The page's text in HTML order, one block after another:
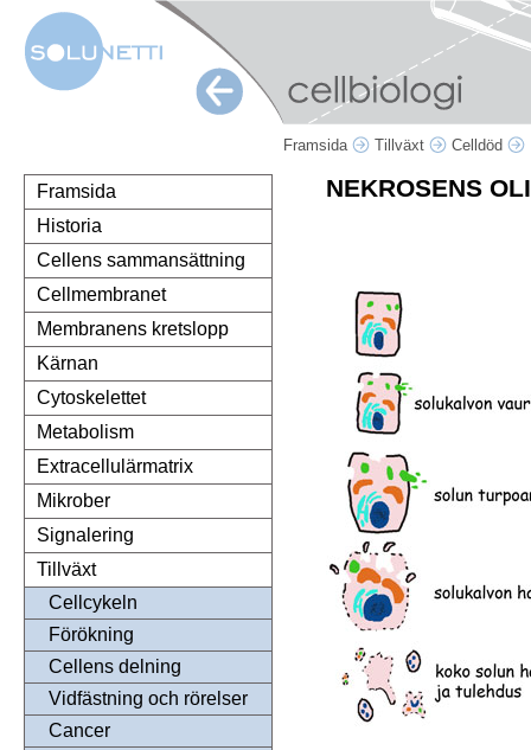
Framsida Tillväxt Celldöd
Framsida
Historia
Cellens sammansättning
Cellmembranet
Membranens kretslopp
Kärnan
Cytoskelettet
Metabolism
Extracellulärmatrix
Mikrober
Signalering
Tillväxt
Cellcykeln
Förökning
Cellens delning
Vidfästning och rörelser
Cancer
NEKROSENS